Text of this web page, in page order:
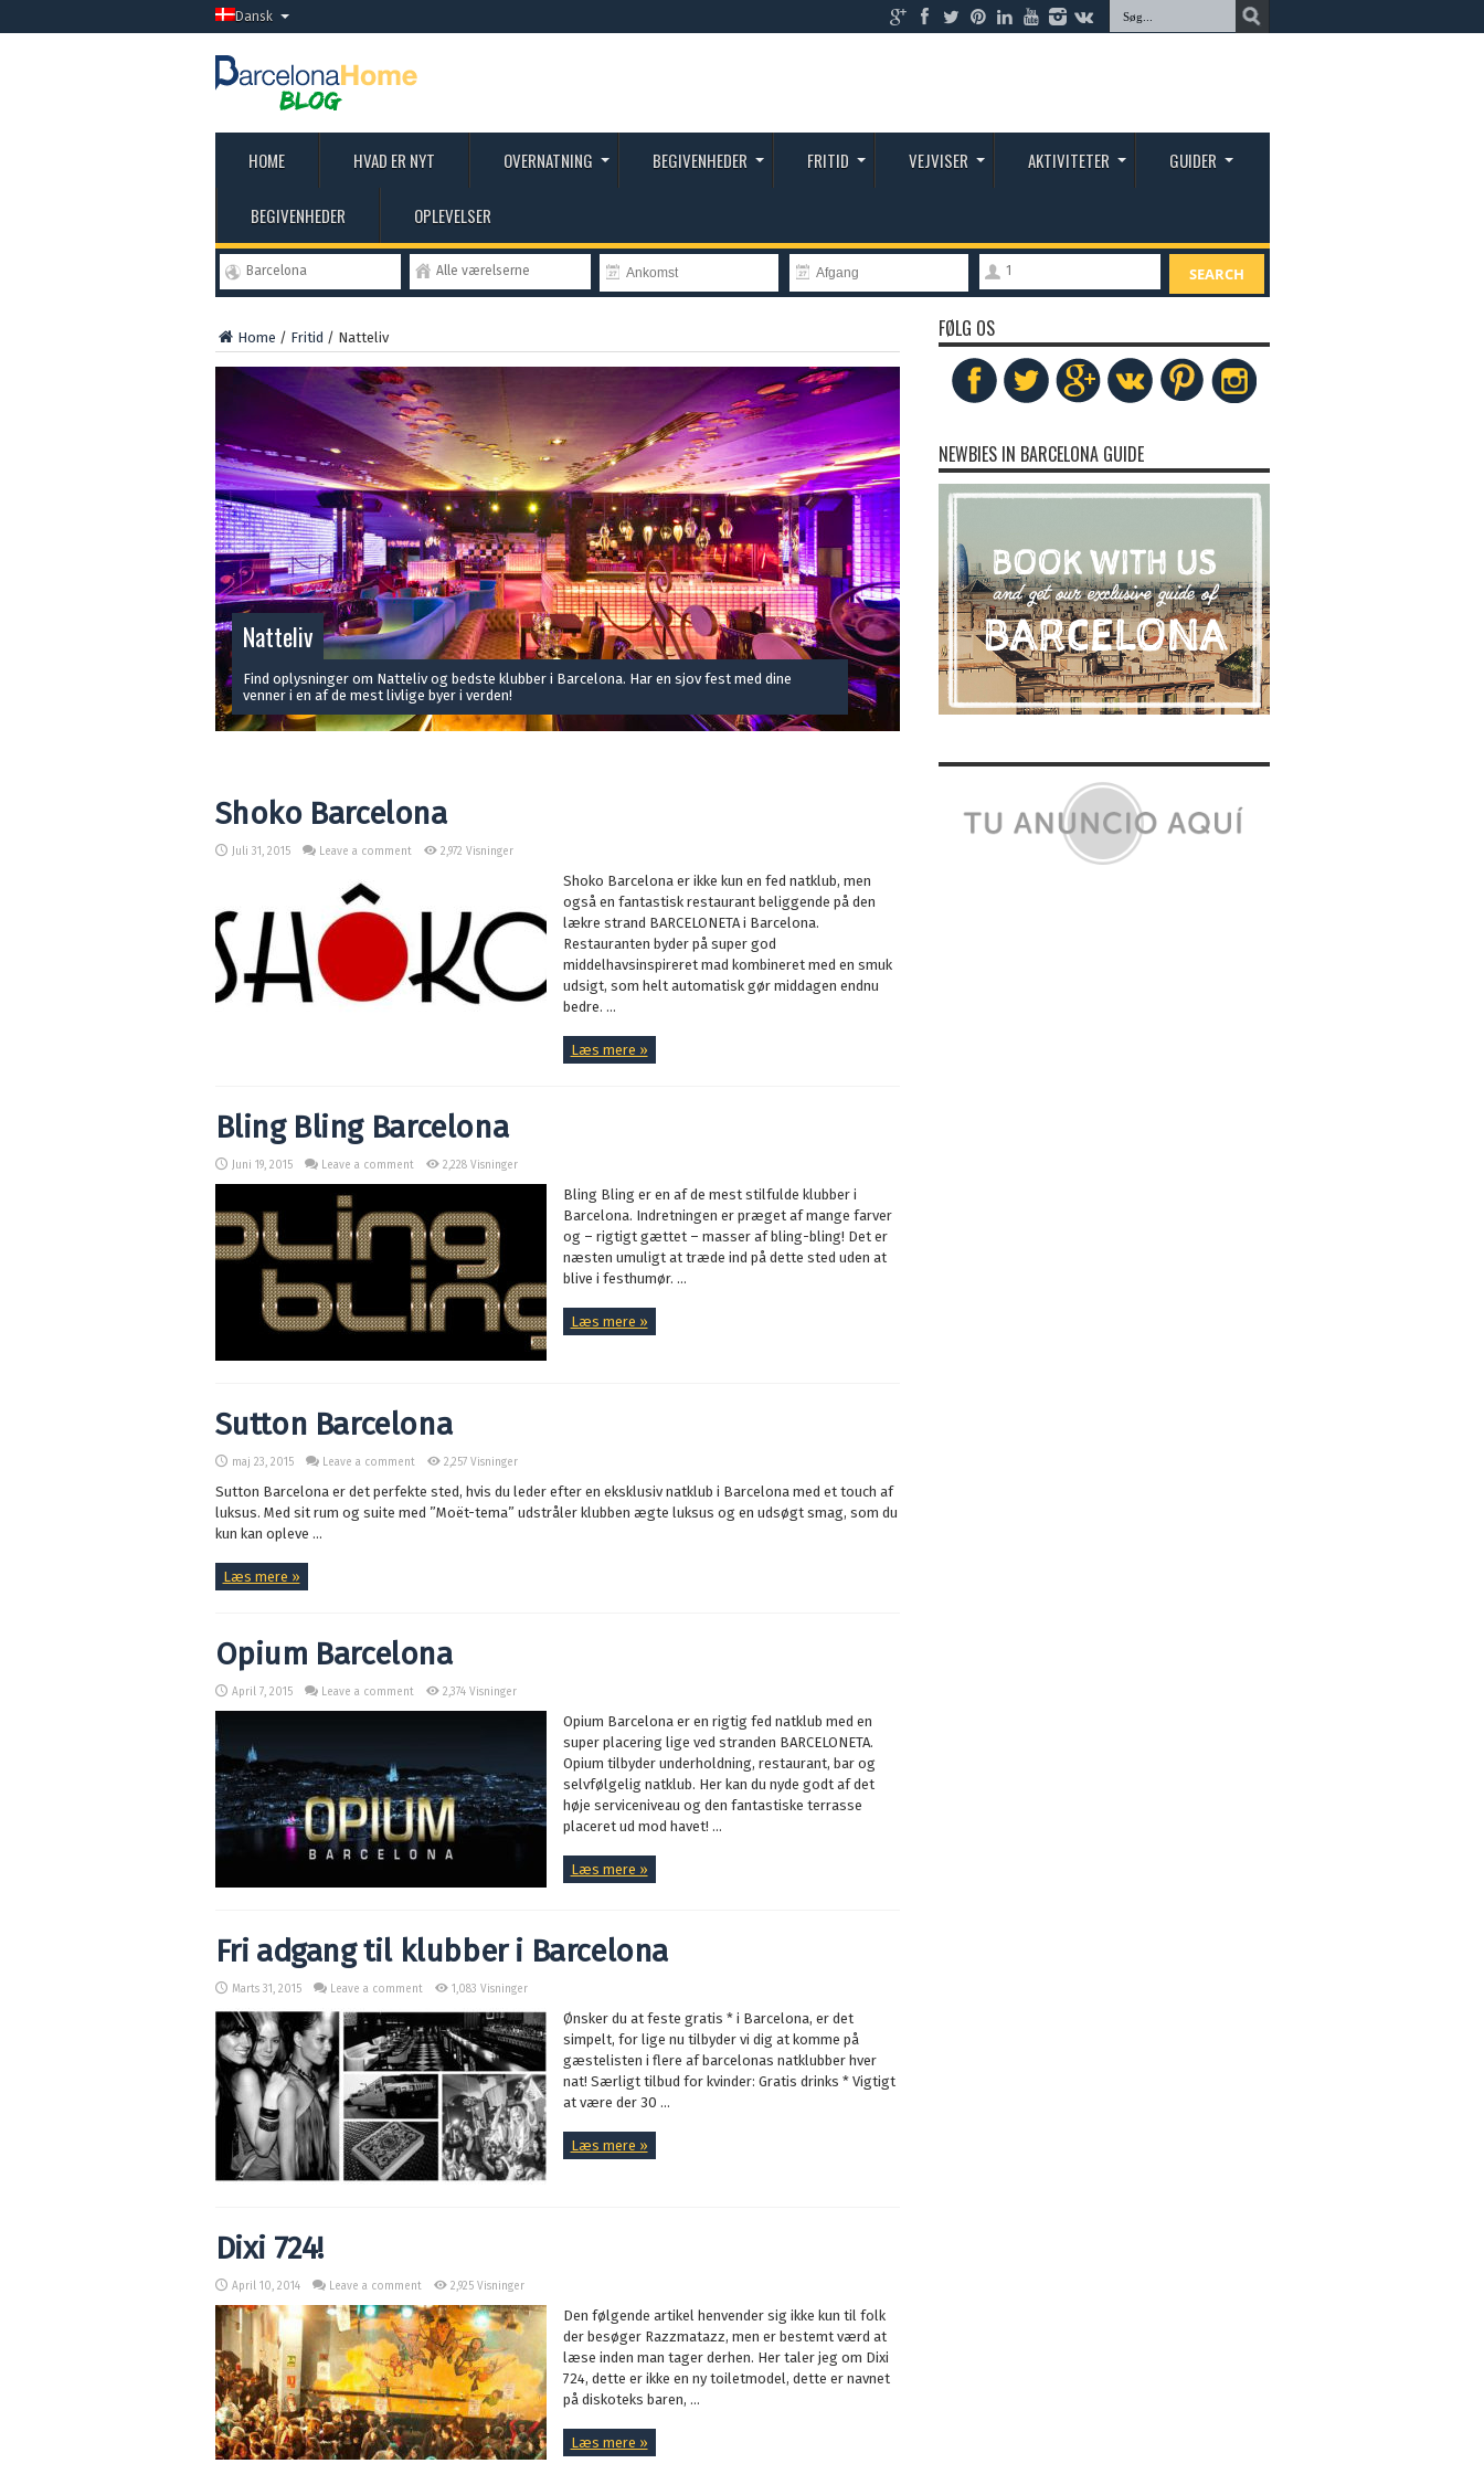
Dansk
HOME HVAD ER NYT OVERNATNING BEGIVENHEDER FRITID VEJVISER AKTIVITETER GUIDER
BEGIVENHEDER OPLEVELSER
Barcelona Alle værelserne 1 SEARCH
Home / Fritid / Natteliv
Natteliv
Find oplysninger om Natteliv og bedste klubber i Barcelona. Har en sjov fest med dine
venner i en af de mest livlige byer i verden!
Shoko Barcelona
Juli 31, 2015 Leave a comment 2,972 Visninger
Shoko Barcelona er ikke kun en fed natklub, men
også en fantastisk restaurant beliggende på den
lækre strand BARCELONETA i Barcelona.
Restauranten byder på super god
middelhavsinspireret mad kombineret med en smuk
udsigt, som helt automatisk gør middagen endnu
bedre. ...
Læs mere »
Bling Bling Barcelona
Juni 19, 2015 Leave a comment 2,228 Visninger
Bling Bling er en af de mest stilfulde klubber i
Barcelona. Indretningen er præget af mange farver
og – rigtigt gættet – masser af bling-bling! Det er
næsten umuligt at træde ind på dette sted uden at
blive i festhumør. ...
Læs mere »
Sutton Barcelona
maj 23, 2015 Leave a comment 2,257 Visninger
Sutton Barcelona er det perfekte sted, hvis du leder efter en eksklusiv natklub i Barcelona med et touch af
luksus. Med sit rum og suite med ”Moët-tema” udstråler klubben ægte luksus og en udsøgt smag, som du
kun kan opleve ...
Læs mere »
Opium Barcelona
April 7, 2015 Leave a comment 2,374 Visninger
Opium Barcelona er en rigtig fed natklub med en
super placering lige ved stranden BARCELONETA.
Opium tilbyder underholdning, restaurant, bar og
selvfølgelig natklub. Her kan du nyde godt af det
høje serviceniveau og den fantastiske terrasse
placeret ud mod havet! ...
Læs mere »
Fri adgang til klubber i Barcelona
Marts 31, 2015 Leave a comment 1,083 Visninger
Ønsker du at feste gratis * i Barcelona, er det
simpelt, for lige nu tilbyder vi dig at komme på
gæstelisten i flere af barcelonas natklubber hver
nat! Særligt tilbud for kvinder: Gratis drinks * Vigtigt
at være der 30 ...
Læs mere »
Dixi 724!
April 10, 2014 Leave a comment 2,925 Visninger
Den følgende artikel henvender sig ikke kun til folk
der besøger Razzmatazz, men er bestemt værd at
læse inden man tager derhen. Her taler jeg om Dixi
724, dette er ikke en ny toiletmodel, dette er navnet
på diskoteks baren, ...
Læs mere »
FØLG OS
NEWBIES IN BARCELONA GUIDE